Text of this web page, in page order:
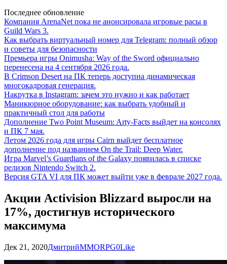
Последнее обновление
Компания ArenaNet пока не анонсировала игровые расы в
Guild Wars 3.
Как выбрать виртуальный номер для Telegram: полный обзор
и советы для безопасности
Премьера игры Onimusha: Way of the Sword официально
перенесена на 4 сентября 2026 года.
В Crimson Desert на ПК теперь доступна динамическая
многокадровая генерация.
Накрутка в Instagram: зачем это нужно и как работает
Маникюрное оборудование: как выбрать удобный и
практичный стол для работы
Дополнение Two Point Museum: Arty-Facts выйдет на консолях
и ПК 7 мая.
Летом 2026 года для игры Cairn выйдет бесплатное
дополнение под названием On the Trail: Deep Water.
Игра Marvel’s Guardians of the Galaxy появилась в списке
релизов Nintendo Switch 2.
Версия GTA VI для ПК может выйти уже в феврале 2027 года.
Акции Activision Blizzard выросли на
17%, достигнув исторического
максимума
Дек 21, 2020ДмитрийMMORPG0Like